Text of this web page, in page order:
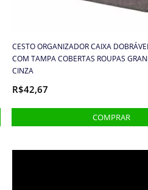
CESTO ORGANIZADOR CAIXA
COM TAMPA COBERTAS ROUPAS
CINZA
R$42,67